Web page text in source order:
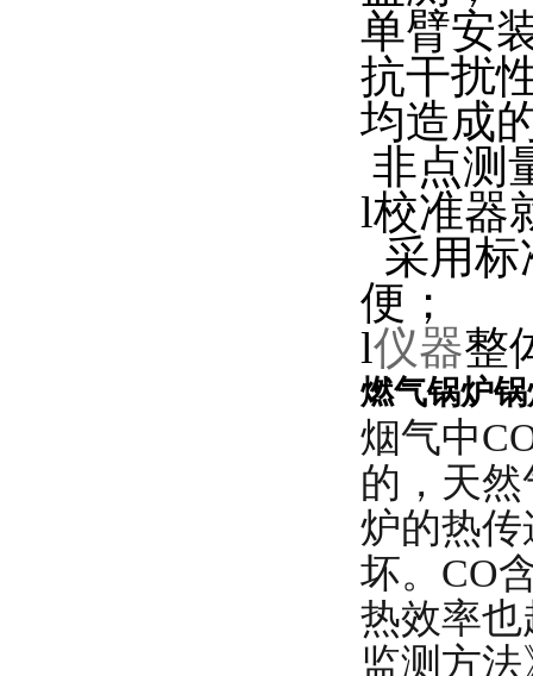
单臂安
抗干扰
均造成
非点测
l校准器
采用标
便；
l仪器整
燃气锅炉
烟气中
的，天
炉的热
坏。CO
热效率也
监测方